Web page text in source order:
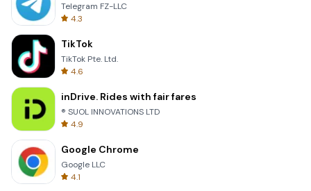
Telegram FZ-LLC
4.3
TikTok
TikTok Pte. Ltd.
4.6
inDrive. Rides with fair fares
® SUOL INNOVATIONS LTD
4.9
Google Chrome
Google LLC
4.1